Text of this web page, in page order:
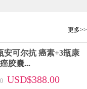
更多>>
安可尔抗 癌素+3瓶康
胶囊...
USD$388.00